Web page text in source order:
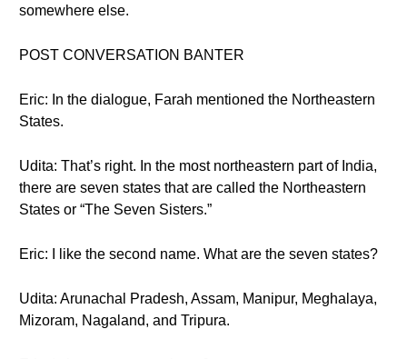
somewhere else.
POST CONVERSATION BANTER
Eric: In the dialogue, Farah mentioned the Northeastern
States.
Udita: That’s right. In the most northeastern part of India,
there are seven states that are called the Northeastern
States or “The Seven Sisters.”
Eric: I like the second name. What are the seven states?
Udita: Arunachal Pradesh, Assam, Manipur, Meghalaya,
Mizoram, Nagaland, and Tripura.